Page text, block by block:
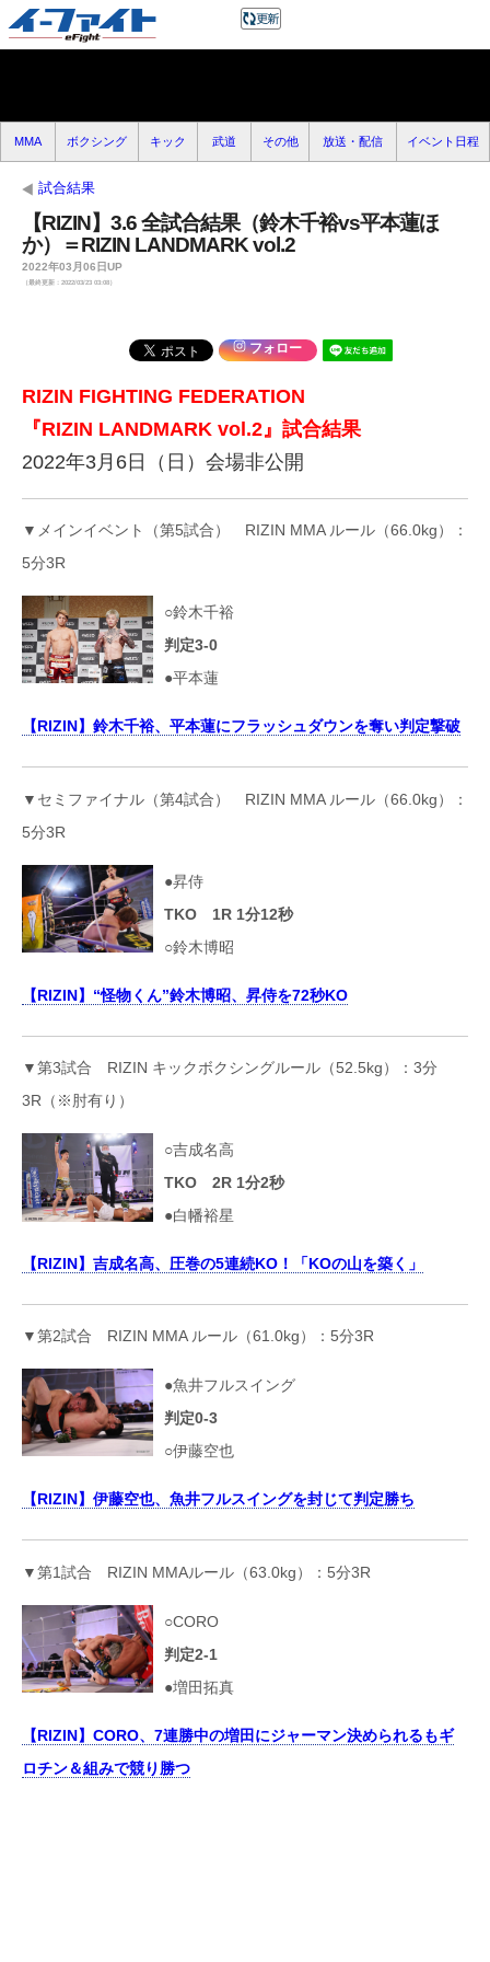
MMA ボクシング キック 武道 その他 放送・配信 イベント日程
試合結果
【RIZIN】3.6 全試合結果（鈴木千裕vs平本蓮ほ
か）＝RIZIN LANDMARK vol.2
2022年03月06日UP
（最終更新：2022/03/23 03:08）
フォロー
RIZIN FIGHTING FEDERATION
『RIZIN LANDMARK vol.2』試合結果
2022年3月6日（日）会場非公開
▼メインイベント（第5試合） RIZIN MMA ルール（66.0kg）：
5分3R
○鈴木千裕
判定3-0
●平本蓮
【RIZIN】鈴木千裕、平本蓮にフラッシュダウンを奪い判定撃破
▼セミファイナル（第4試合） RIZIN MMA ルール（66.0kg）：
5分3R
●昇侍
TKO 1R 1分12秒
○鈴木博昭
【RIZIN】“怪物くん”鈴木博昭、昇侍を72秒KO
▼第3試合 RIZIN キックボクシングルール（52.5kg）：3分
3R（※肘有り）
○吉成名高
TKO 2R 1分2秒
●白幡裕星
【RIZIN】吉成名高、圧巻の5連続KO！「KOの山を築く」
▼第2試合 RIZIN MMA ルール（61.0kg）：5分3R
●魚井フルスイング
判定0-3
○伊藤空也
【RIZIN】伊藤空也、魚井フルスイングを封じて判定勝ち
▼第1試合 RIZIN MMAルール（63.0kg）：5分3R
○CORO
判定2-1
●増田拓真
【RIZIN】CORO、7連勝中の増田にジャーマン決められるもギ
ロチン＆組みで競り勝つ